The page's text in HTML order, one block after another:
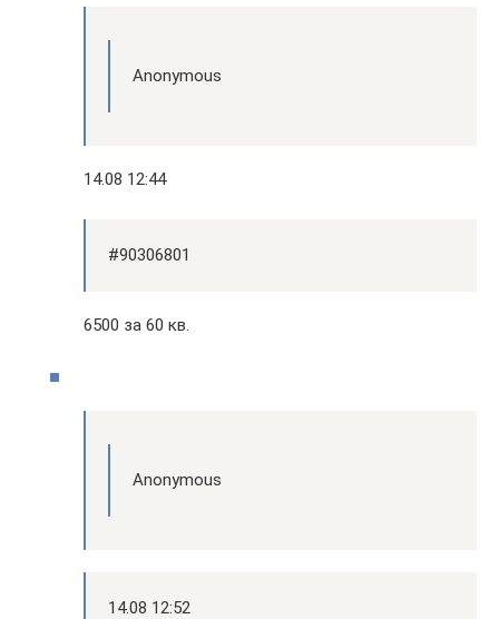
Anonymous
14.08 12:44
#90306801
6500 за 60 кв.
Anonymous
14.08 12:52